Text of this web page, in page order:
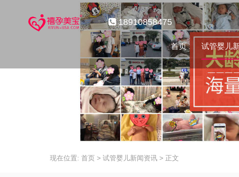
18910858475
首页 试管婴儿
现在位置: 首页 > 试管婴儿新闻资讯 > 正文